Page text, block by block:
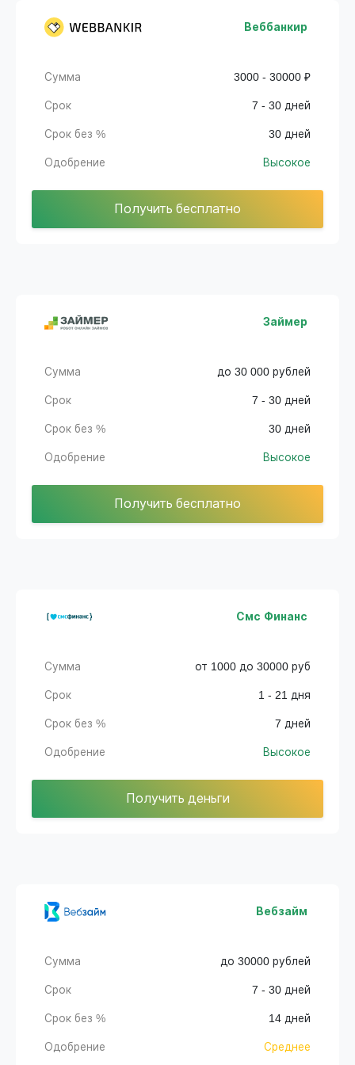
Веббанкир
Сумма 3000 - 30000 ₽
Срок 7 - 30 дней
Срок без % 30 дней
Одобрение Высокое
Получить бесплатно
Займер
Сумма до 30 000 рублей
Срок 7 - 30 дней
Срок без % 30 дней
Одобрение Высокое
Получить бесплатно
Смс Финанс
Сумма от 1000 до 30000 руб
Срок 1 - 21 дня
Срок без % 7 дней
Одобрение Высокое
Получить деньги
Вебзайм
Сумма до 30000 рублей
Срок 7 - 30 дней
Срок без % 14 дней
Одобрение Среднее